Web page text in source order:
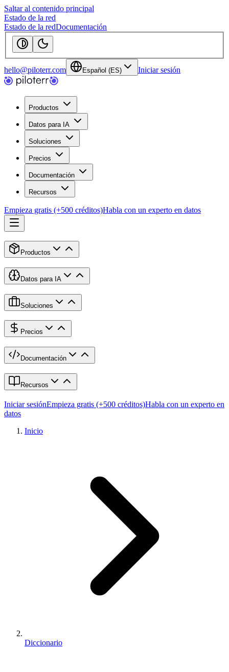
Saltar al contenido principal
Estado de la red
Estado de la redDocumentación
hello@piloterr.com Español (ES) Iniciar sesión
Productos
Datos para IA
Soluciones
Precios
Documentación
Recursos
Empieza gratis (+500 créditos)Habla con un experto en datos
Productos
Datos para IA
Soluciones
Precios
Documentación
Recursos
Iniciar sesiónEmpieza gratis (+500 créditos)Habla con un experto en
datos
Inicio
Diccionario